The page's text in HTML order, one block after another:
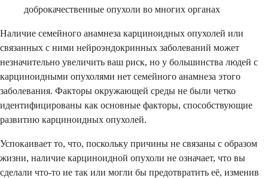
доброкачественные опухоли во многих органах
Наличие семейного анамнеза карциноидных опухолей или
связанных с ними нейроэндокринных заболеваний может
незначительно увеличить ваш риск, но у большинства людей с
карциноидными опухолями нет семейного анамнеза этого
заболевания. Факторы окружающей среды не были четко
идентифицированы как основные факторы, способствующие
развитию карциноидных опухолей.
Успокаивает то, что, поскольку причины не связаны с образом
жизни, наличие карциноидной опухоли не означает, что вы
сделали что-то не так или могли бы предотвратить её, изменив